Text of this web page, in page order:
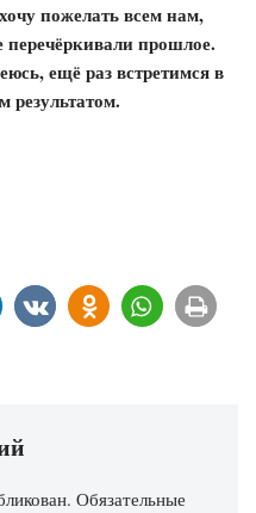
пожелать всем нам,
прошлое.
ещё раз встретимся в
результатом.
Обязательные